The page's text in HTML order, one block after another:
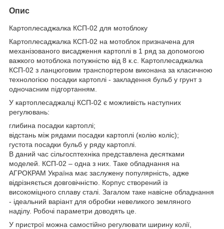
Опис
Картоплесаджалка КСП-02 для мотоблоку
Картоплесаджалка КСП-02 на мотоблок призначена для
механізованого висадження картоплі в 1 ряд за допомогою
важкого мотоблока потужністю від 8 к.с. Картоплесаджалка
КСП-02 з ланцюговим транспортером виконана за класичною
технологією посадки картоплі - закладення бульб у грунт з
одночасним підгортанням.
У картоплесаджалці КСП-02 є можливість наступних
регулювань:
глибина посадки картоплі;
відстань між рядами посадки картоплі (колію коліс);
густота посадки бульб у ряду картоплі.
В даний час сільгосптехніка представлена ​​десятками
моделей. КСП-02 – одна з них. Таке обладнання на
АГРОКРАМ Україна має заслужену популярність, адже
відрізняється довговічністю. Корпус створений із
високоміцного сплаву сталі. Загалом таке навісне обладнання
- ідеальний варіант для обробки невеликого земляного
наділу. Робочі параметри доводять це.
У пристрої можна самостійно регулювати ширину колії,